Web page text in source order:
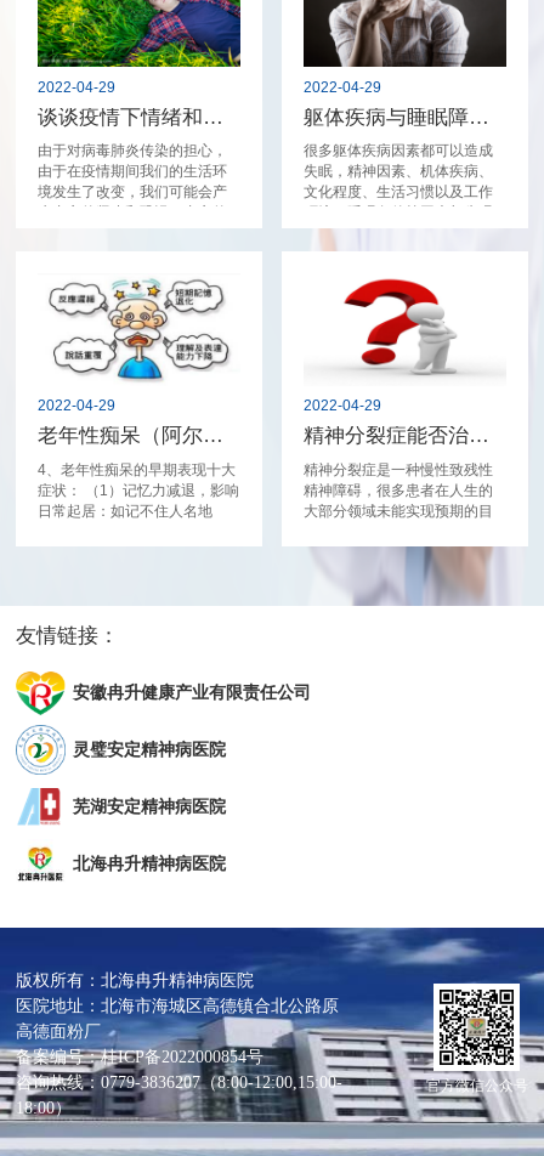
2022-04-29
谈谈疫情下情绪和睡眠问题的调控
由于对病毒肺炎传染的担心，
由于在疫情期间我们的生活环
境发生了改变，我们可能会产
烦躁和惶恐不安，可能会总是
感觉身上有什么不舒服，担心
自己可能会得新冠肺炎，人显
得坐立不安，静不下心来做
事，这就是我们通常所说的焦
虑情绪。
2022-04-29
躯体疾病与睡眠障碍问题及对策
很多躯体疾病因素都可以造成
失眠，精神因素、机体疾病、
文化程度、生活习惯以及工作
的形成有着密切的关系。心理
因素造成的失眠被人们所重
视，如情绪不稳定，心情抑
郁、过于兴奋、生气愤怒等均
可引起失眠。
2022-04-29
老年性痴呆（阿尔茨海默病）的早期识别
4、老年性痴呆的早期表现十大
症状： （1）记忆力减退，影响
日常起居：如记不住人名地
处理以前熟悉的事务：如不知
理解； （4）对时间、地点及人
几号，不记得自己住在哪；
（5）判断力日渐衰退：如烈日
下穿着棉袄，买东西时付的钱
不对； （6）理解力和合理安排
事务的能力下降：如不能根据
规则下棋打牌，跟不上他人的
思路； （7）经常把东西放在不
合适的地方：如把熨斗放进冰
绪表现不稳定及行为较前出现
异常：如情绪快速涨落，变得
的爱好没了判断力日渐衰退。
2022-04-29
精神分裂症能否治愈，我们还要做什么？
精神分裂症是一种慢性致残性
精神障碍，很多患者在人生的
大部分领域未能实现预期的目
者会面临首次发作——缓解
——复发的轨迹，即便采用有
效的药物治疗及具有循证学证
友情链接：
安徽冉升健康产业有限责任公司
灵璧安定精神病医院
芜湖安定精神病医院
北海冉升精神病医院
版权所有：北海冉升精神病医院
医院地址：北海市海城区高德镇合北公路原
高德面粉厂
备案编号：桂ICP备2022000854号
咨询热线：0779-3836207（8:00-12:00,15:00-
18:00）
官方微信公众号